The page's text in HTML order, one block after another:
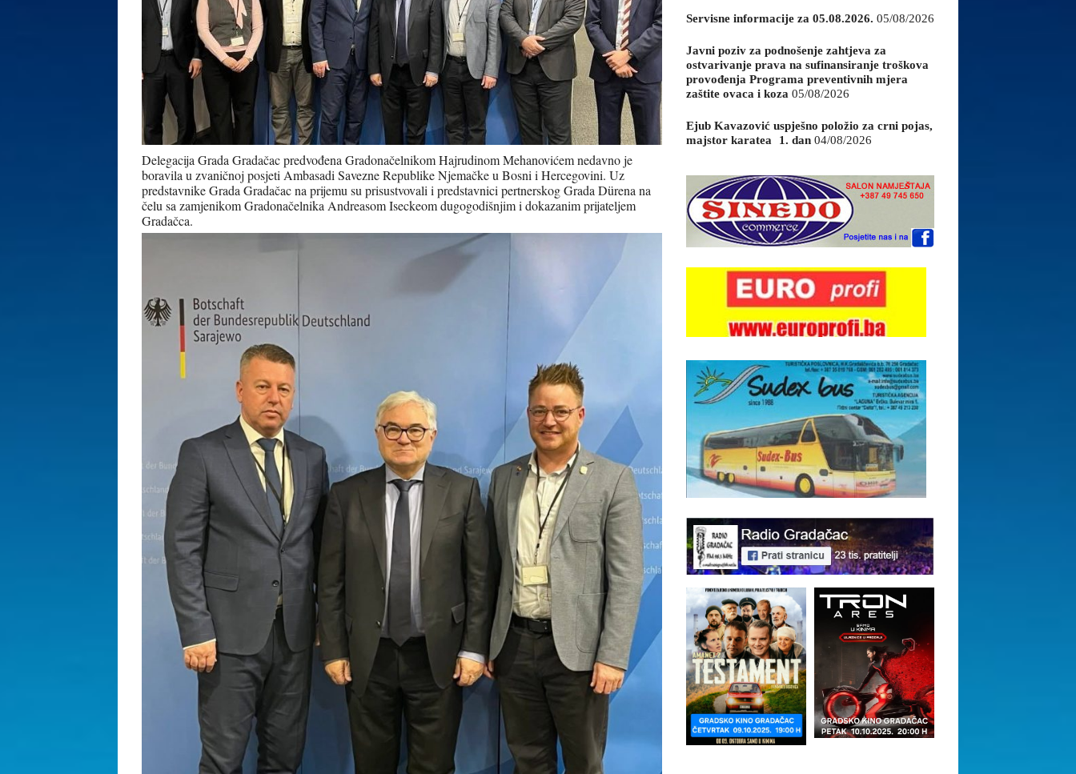
Delegacija Grada Gradačac predvođena Gradonačelnikom Hajrudinom Mehanovićem nedavno je
boravila u zvaničnoj posjeti Ambasadi Savezne Republike Njemačke u Bosni i Hercegovini. Uz
predstavnike Grada Gradačac na prijemu su prisustvovali i predstavnici pertnerskog Grada Dürena na
čelu sa zamjenikom Gradonačelnika Andreasom Iseckeom dugogodišnjim i dokazanim prijateljem
Gradačca.
Servisne informacije za 05.08.2026. 05/08/2026
Javni poziv za podnošenje zahtjeva za
ostvarivanje prava na sufinansiranje troškova
provođenja Programa preventivnih mjera
zaštite ovaca i koza 05/08/2026
Ejub Kavazović uspješno položio za crni pojas,
majstor karatea 1. dan 04/08/2026